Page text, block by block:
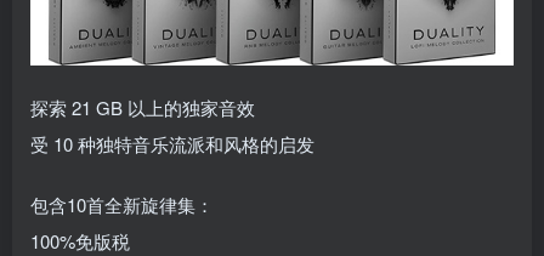
探索 21 GB 以上的独家音效
受 10 种独特音乐流派和风格的启发
包含10首全新旋律集：
100%免版税